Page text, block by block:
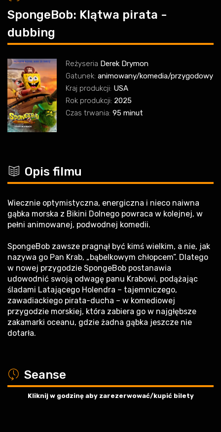
SpongeBob: Klątwa pirata -
dubbing
Reżyseria Derek Drymon
Gatunek: animowany/komedia/przygodowy
Kraj produkcji: USA
Rok produkcji: 2025
Czas trwania: 95 minut
c Opis filmu
Wiecznie optymistyczna, energiczna i nieco naiwna
gąbka morska z Bikini Dolnego powraca w kolejnej, w
pełni animowanej, podwodnej komedii.
SpongeBob zawsze pragnął być kimś wielkim, a nie, jak
nazywa go Pan Krab, „bąbelkowym chłopcem”. Dlatego
w nowej przygodzie SpongeBob postanawia
udowodnić swoją odwagę panu Krabowi, podążając
śladami Latającego Holendra – tajemniczego,
zawadiackiego pirata-ducha – w komediowej
przygodzie morskiej, która zabiera go w najgłębsze
zakamarki oceanu, gdzie żadna gąbka jeszcze nie
dotarła.
a Seanse
Kliknij w godzinę aby zarezerwować/kupić bilety